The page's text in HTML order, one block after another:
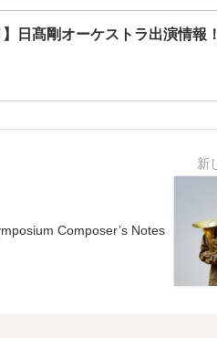
】日髙剛オーケストラ出演情報！
Composer’s Notes